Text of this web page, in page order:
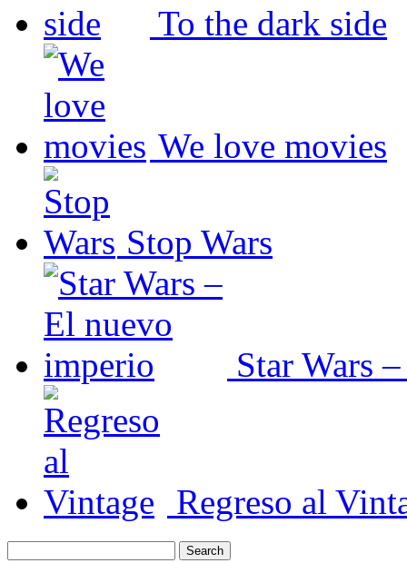
To the dark side
We love movies
Stop Wars
Star Wars
Regreso al